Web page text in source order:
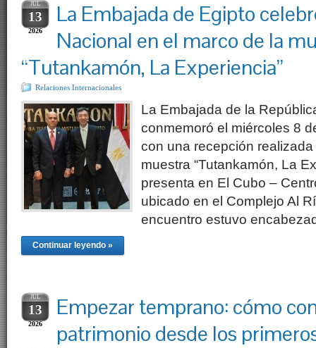
JUL
13
2026
La Embajada de Egipto
Nacional en el marco de la
“Tutankamón, La Experiencia”
Relaciones Internacionales
La Embajada de la
conmemoró el miércoles 8
con una recepción
muestra “Tutankamón, La
presenta en El Cubo –
ubicado en el Complejo Al
encuentro estuvo
Continuar leyendo »
JUL
13
2026
Empezar temprano: cómo
patrimonio desde los